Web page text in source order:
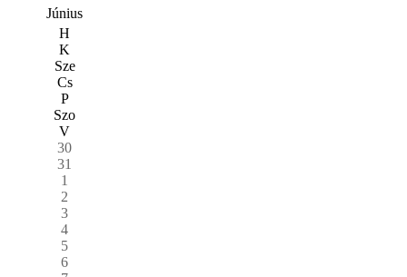
Június
H
K
Sze
Cs
P
Szo
V
30
31
1
2
3
4
5
6